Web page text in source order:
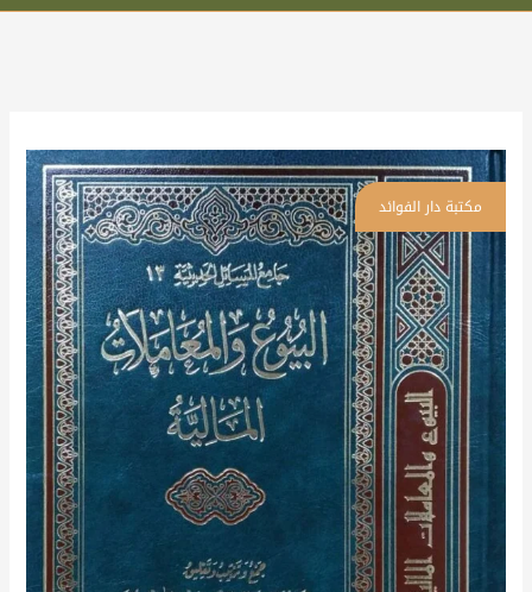
البيوع
والمعاملات
المالية